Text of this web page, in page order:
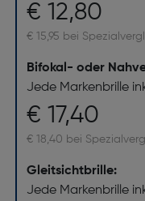
€ 12,80
€ 15,95 bei
Bifokal- oder
Jede Markenbrille
€ 17,40
€ 18,40 bei
Gleitsichtbrille:
Jede Markenbrille